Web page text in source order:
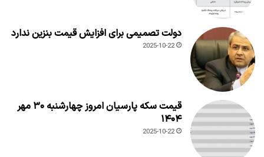
دولت تصمیمی برای افزایش قیمت بنزین ندارد
2025-10-22
قیمت سکه پارسیان امروز چهارشنبه ۳۰ مهر
۱۴۰۴
2025-10-22